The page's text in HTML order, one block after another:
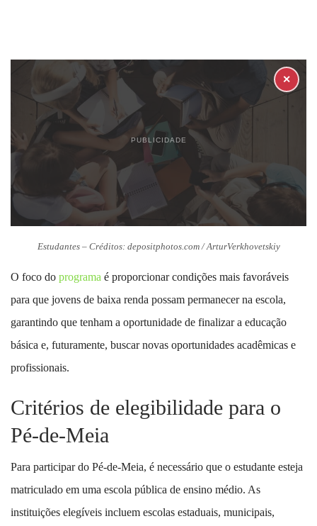
PUBLICIDADE
✕
Estudantes – Créditos: depositphotos.com / ArturVerkhovetskiy
O foco do programa é proporcionar condições mais favoráveis
para que jovens de baixa renda possam permanecer na escola,
garantindo que tenham a oportunidade de finalizar a educação
básica e, futuramente, buscar novas oportunidades acadêmicas e
profissionais.
Critérios de elegibilidade para o
Pé-de-Meia
Para participar do Pé-de-Meia, é necessário que o estudante esteja
matriculado em uma escola pública de ensino médio. As
instituições elegíveis incluem escolas estaduais, municipais,